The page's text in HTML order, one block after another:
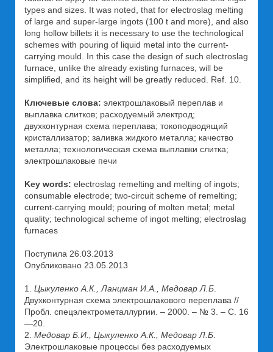
types and sizes. It was noted, that for electroslag melting
of large and super-large ingots (100 t and more), and also
long hollow billets it is necessary to use the technological
schemes with pouring of liquid metal into the current-
carrying mould. In this case the design of such electroslag
furnace, unlike the already existing furnaces, will be
simplified, and its height will be greatly reduced. Ref. 10.
Ключевые слова: электрошлаковый переплав и
выплавка слитков; расходуемый электрод;
двухконтурная схема переплава; токоподводящий
кристаллизатор; заливка жидкого металла; качество
металла; технологическая схема выплавки слитка;
электрошлаковые печи
Key words: electroslag remelting and melting of ingots;
consumable electrode; two-circuit scheme of remelting;
current-carrying mould; pouring of molten metal; metal
quality; technological scheme of ingot melting; electroslag
furnaces
Поступила 26.03.2013
Опубликовано 23.05.2013
1. Цыкуленко А.К., Ланцман И.А., Медовар Л.Б
Двухконтурная схема электрошлакового переплава //
Пробл. спецэлектрометаллургии. – 2000. – № 3. – С. 16
—20.
2. Медовар Б.И., Цыкуленко А.К., Медовар Л.Б
Электрошлаковые процессы без расходуемых